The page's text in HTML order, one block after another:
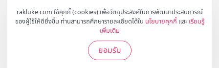
rakluke.com ใช้คุกกี้ (cookies) เพื่อวัตถุประสงค์ในการพัฒนาประสบการณ์
ของผู้ใช้ให้ดียิ่งขึ้น ท่านสามารถศึกษารายละเอียดได้ใน นโยบายคุกกี้ และ เรียนรู้
เพิ่มเติม
ยอมรับ
สมัคร
ติดตามเราได้ที่